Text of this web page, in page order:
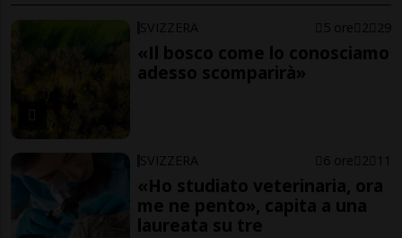
SVIZZERA 5 ore 2 29
«Il bosco come lo conosciamo
adesso scomparirà»
SVIZZERA 6 ore 2 11
«Ho studiato veterinaria, ora
me ne pento», capita a una
laureata su tre